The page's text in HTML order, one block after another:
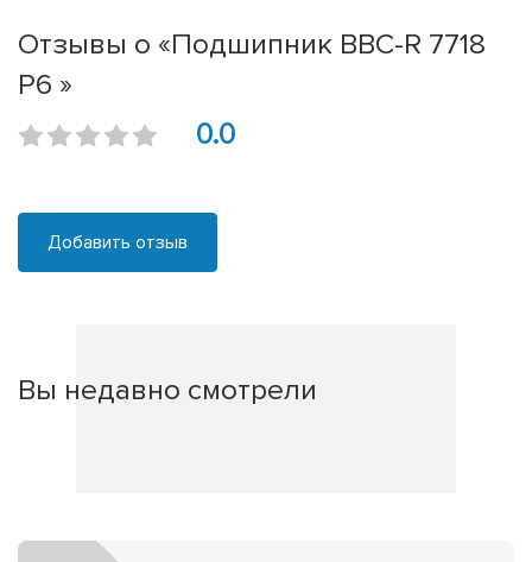
Отзывы о «Подшипник BBC-R 7718
P6 »
0.0
Добавить отзыв
Вы недавно смотрели